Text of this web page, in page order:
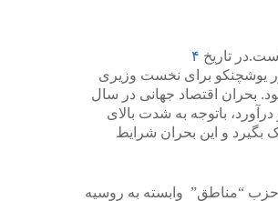
تاریخ ۴
یوشچنکو برای نخست وزیری
ایشان تا مارس ۲۰۱۰ نخست وزیر بود. بحران اقتصاد جهانی در سال
درآورد، باتوجه به شدت بالای
بگیرد و این بحران شرایط
“مناطق” وابسته به روسیه